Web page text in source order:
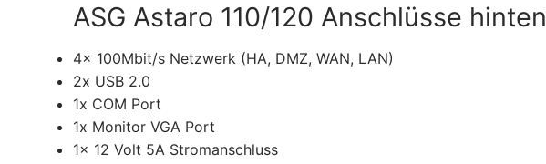
ASG Astaro 110/120 Anschlüsse hinten
4x 100Mbit/s Netzwerk (HA, DMZ, WAN, LAN)
2x USB 2.0
1x COM Port
1x Monitor VGA Port
1x 12 Volt 5A Stromanschluss